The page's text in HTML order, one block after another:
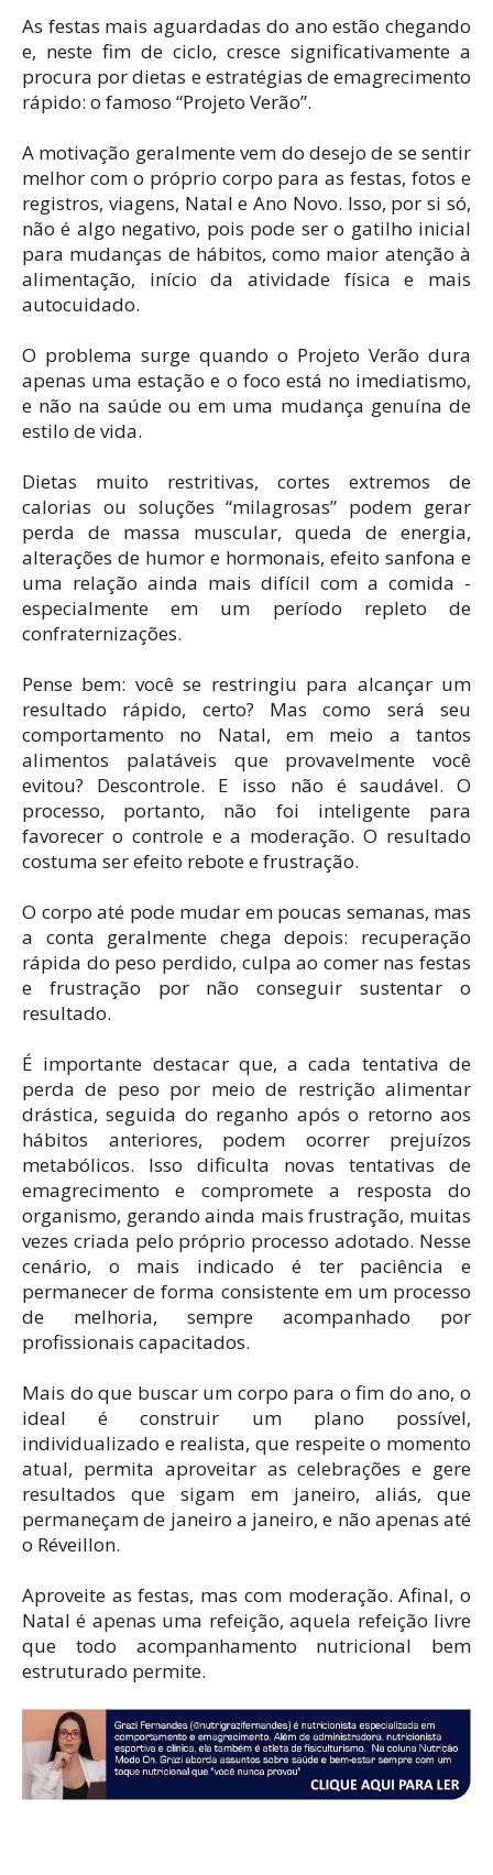
As festas mais aguardadas do ano estão chegando
e, neste fim de ciclo, cresce significativamente a
procura por dietas e estratégias de emagrecimento
rápido: o famoso “Projeto Verão”.
A motivação geralmente vem do desejo de se sentir
melhor com o próprio corpo para as festas, fotos e
registros, viagens, Natal e Ano Novo. Isso, por si só,
não é algo negativo, pois pode ser o gatilho inicial
para mudanças de hábitos, como maior atenção à
alimentação, início da atividade física e mais
autocuidado.
O problema surge quando o Projeto Verão dura
apenas uma estação e o foco está no imediatismo,
e não na saúde ou em uma mudança genuína de
estilo de vida.
Dietas muito restritivas, cortes extremos de
calorias ou soluções “milagrosas” podem gerar
perda de massa muscular, queda de energia,
alterações de humor e hormonais, efeito sanfona e
uma relação ainda mais difícil com a comida -
especialmente em um período repleto de
confraternizações.
Pense bem: você se restringiu para alcançar um
resultado rápido, certo? Mas como será seu
comportamento no Natal, em meio a tantos
alimentos palatáveis que provavelmente você
evitou? Descontrole. E isso não é saudável. O
processo, portanto, não foi inteligente para
favorecer o controle e a moderação. O resultado
costuma ser efeito rebote e frustração.
O corpo até pode mudar em poucas semanas, mas
a conta geralmente chega depois: recuperação
rápida do peso perdido, culpa ao comer nas festas
e frustração por não conseguir sustentar o
resultado.
É importante destacar que, a cada tentativa de
perda de peso por meio de restrição alimentar
drástica, seguida do reganho após o retorno aos
hábitos anteriores, podem ocorrer prejuízos
metabólicos. Isso dificulta novas tentativas de
emagrecimento e compromete a resposta do
organismo, gerando ainda mais frustração, muitas
vezes criada pelo próprio processo adotado. Nesse
cenário, o mais indicado é ter paciência e
permanecer de forma consistente em um processo
de melhoria, sempre acompanhado por
profissionais capacitados.
Mais do que buscar um corpo para o fim do ano, o
ideal é construir um plano possível,
individualizado e realista, que respeite o momento
atual, permita aproveitar as celebrações e gere
resultados que sigam em janeiro, aliás, que
permaneçam de janeiro a janeiro, e não apenas até
o Réveillon.
Aproveite as festas, mas com moderação. Afinal, o
Natal é apenas uma refeição, aquela refeição livre
que todo acompanhamento nutricional bem
estruturado permite.